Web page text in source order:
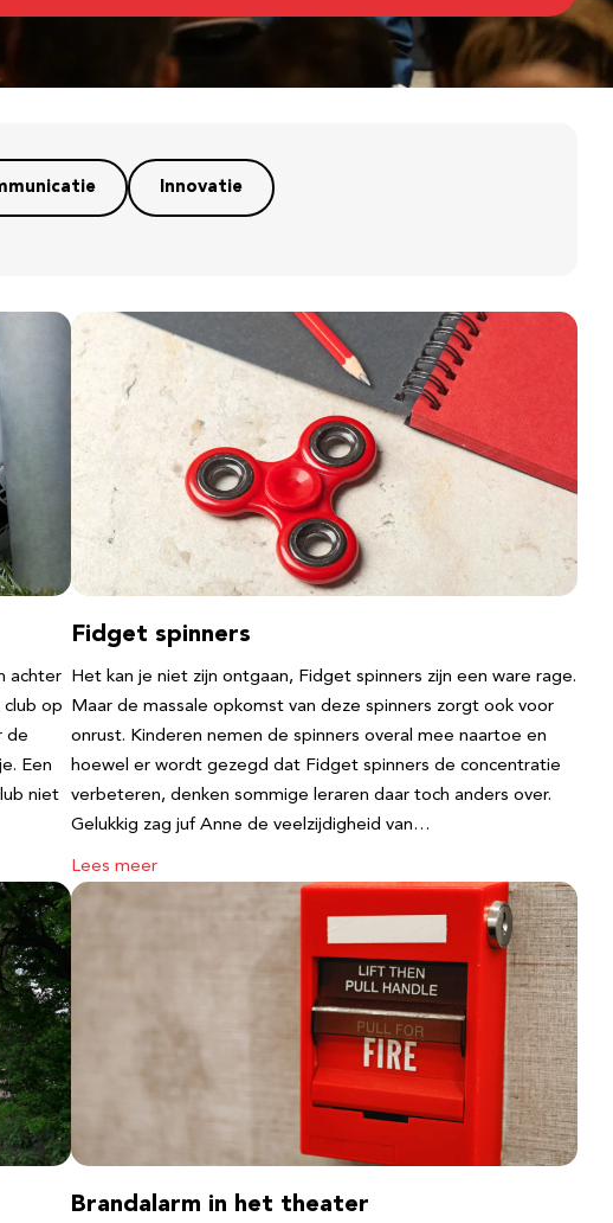
Innovatie
achter
op
de
Een
niet
Fidget spinners
Het kan je niet zijn ontgaan, Fidget spinners zijn een ware rage.
Maar de massale opkomst van deze spinners zorgt ook voor
onrust. Kinderen nemen de spinners overal mee naartoe en
hoewel er wordt gezegd dat Fidget spinners de concentratie
verbeteren, denken sommige leraren daar toch anders over.
Gelukkig zag juf Anne de veelzijdigheid van…
Lees meer
Brandalarm in het theater